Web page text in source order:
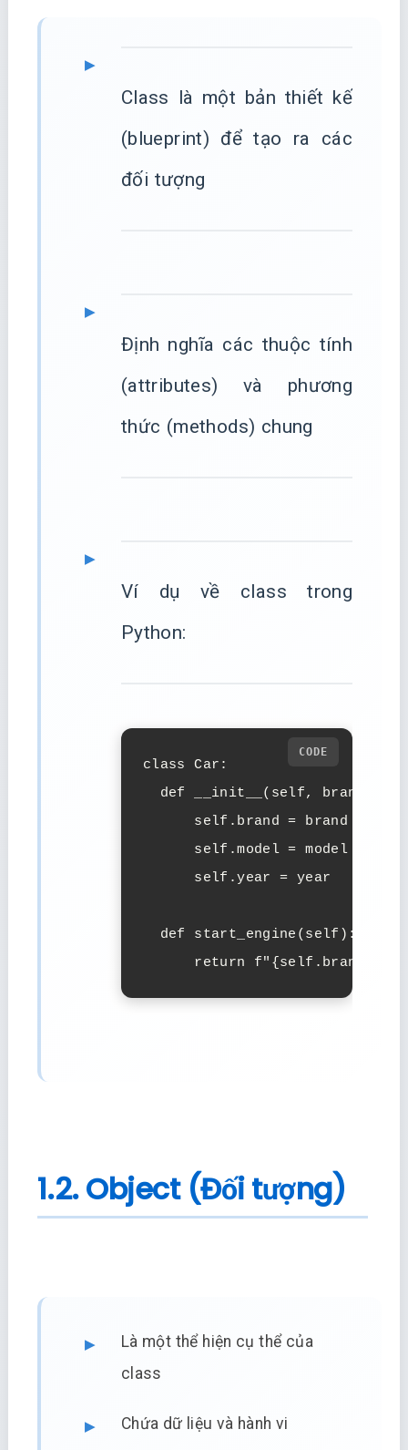
Class là một bản thiết kế
(blueprint) để tạo ra các
đối tượng
Định nghĩa các thuộc tính
(attributes) và phương
thức (methods) chung
Ví dụ về class trong
Python:
class Car:
def __init__(self, brand,
      self.brand = brand
      self.model = model
      self.year = year
  def start_engine(self):
return f"{self.brand}
1.2. Object (Đối tượng)
Là một thể hiện cụ thể của
class
Chứa dữ liệu và hành vi